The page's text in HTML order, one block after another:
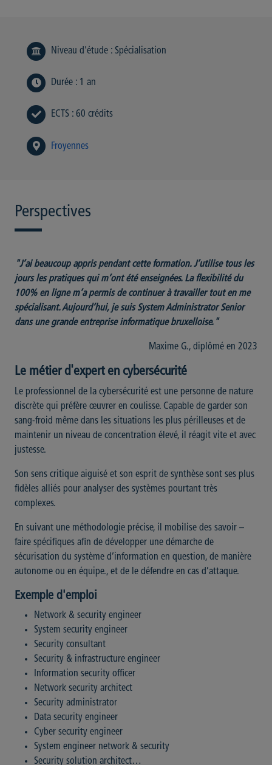
Niveau d'étude : Spécialisation
Durée : 1 an
ECTS : 60 crédits
Froyennes
Perspectives
"J’ai beaucoup appris pendant cette formation. J’utilise tous les
jours les pratiques qui m’ont été enseignées. La flexibilité du
100% en ligne m’a permis de continuer à travailler tout en me
spécialisant. Aujourd’hui, je suis System Administrator Senior
dans une grande entreprise informatique bruxelloise."
Maxime G., diplômé en 2023
Le métier d'expert en cybersécurité
Le professionnel de la cybersécurité est une personne de nature
discrète qui préfère œuvrer en coulisse. Capable de garder son
sang-froid même dans les situations les plus périlleuses et de
maintenir un niveau de concentration élevé, il réagit vite et avec
justesse.
Son sens critique aiguisé et son esprit de synthèse sont ses plus
fidèles alliés pour analyser des systèmes pourtant très
complexes.
En suivant une méthodologie précise, il mobilise des savoir –
faire spécifiques afin de développer une démarche de
sécurisation du système d’information en question, de manière
autonome ou en équipe., et de le défendre en cas d’attaque.
Exemple d'emploi
Network & security engineer
System security engineer
Security consultant
Security & infrastructure engineer
Information security officer
Network security architect
Security administrator
Data security engineer
Cyber security engineer
System engineer network & security
Security solution architect…